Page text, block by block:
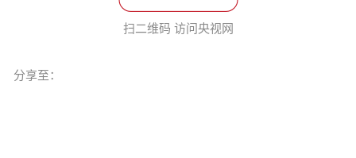
扫二维码 访问央视网
分享至：